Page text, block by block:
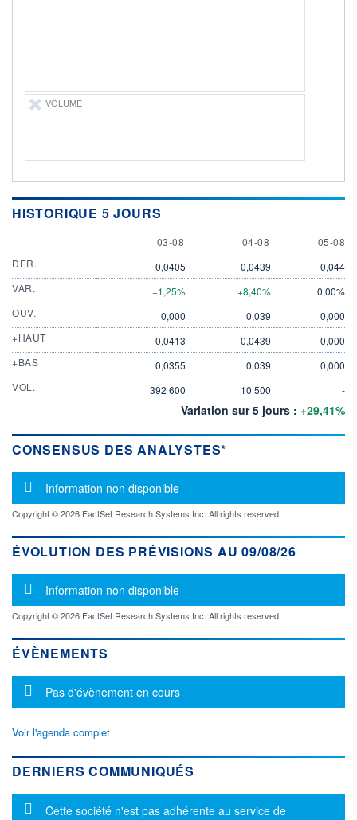
VOLUME
HISTORIQUE 5 JOURS
3 AUGUST
03-08 4 AUGUST
04-08 5
05-08
DER.
0,0405 0,0439
0,044
VAR.
+1,25% +8,40%
0,00%
OUV.
0,000 0,039
0,000
+HAUT
0,0413 0,0439
0,000
+BAS
0,0355 0,039
0,000
VOL.
392 600 10 500 -
Variation sur 5 jours : +29,41%
CONSENSUS DES ANALYSTES*
Message d'information
Information non disponible
Copyright © 2026 FactSet Research Systems Inc. All rights reserved.
ÉVOLUTION DES PRÉVISIONS AU 09/08/26
Message d'information
Information non disponible
Copyright © 2026 FactSet Research Systems Inc. All rights reserved.
ÉVÈNEMENTS
Message d'information
Pas d'évènement en cours
Voir l'agenda complet
DERNIERS COMMUNIQUÉS
Message d'information
Cette société n'est pas adhérente au service de